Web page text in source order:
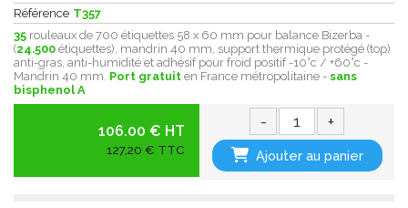
Référence T357
35 rouleaux de 700 étiquettes 58 x 60 mm pour balance Bizerba -
(24.500 étiquettes), mandrin 40 mm, support thermique protégé (top)
anti-gras, anti-humidité et adhésif pour froid positif -10°c / +60°c -
Mandrin 40 mm. Port gratuit en France métropolitaine - sans
bisphenol A
106.00 € HT
127,20 € TTC
- +
Ajouter au panier